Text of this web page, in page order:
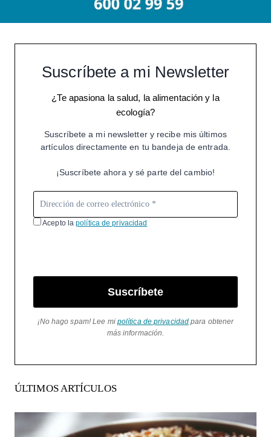
Suscríbete a mi Newsletter
¿Te apasiona la salud, la alimentación y la
ecología?
Suscríbete a mi newsletter y recibe mis últimos
artículos directamente en tu bandeja de entrada.
¡Suscríbete ahora y sé parte del cambio!
Acepto lapolítica de privacidad
Suscríbete
¡No hago spam! Lee mi política de privacidad para obtener
más información.
ÚLTIMOS ARTÍCULOS